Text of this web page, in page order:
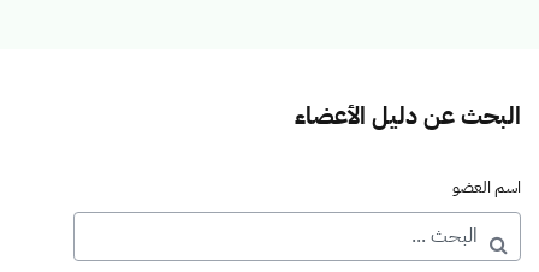
البحث عن دليل الأعضاء
اسم العضو